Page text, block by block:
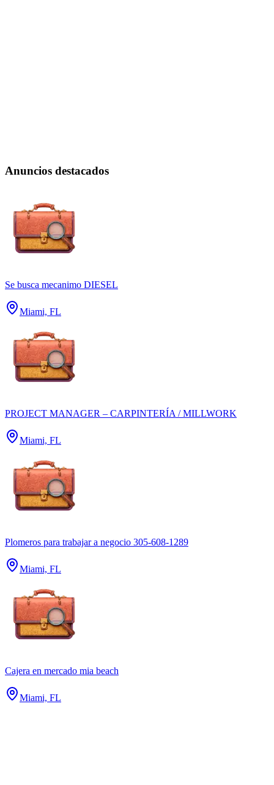
Anuncios destacados
Se busca mecanimo DIESEL
Miami, FL
PROJECT MANAGER – CARPINTERÍA / MILLWORK
Miami, FL
Plomeros para trabajar a negocio 305-608-1289
Miami, FL
Cajera en mercado mia beach
Miami, FL